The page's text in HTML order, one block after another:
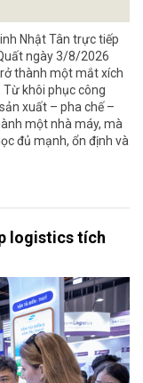
Nhật Tân trực tiếp
ngày 3/8/2026
thành một mắt xích
khôi phục công
xuất – pha chế –
một nhà máy, mà
đủ mạnh, ổn định và
logistics tích